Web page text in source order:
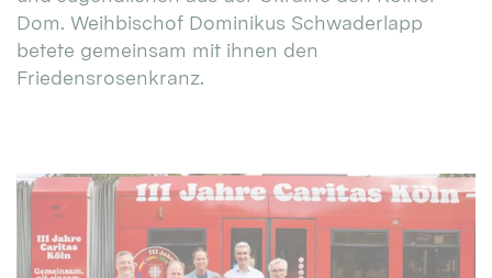
Dom. Weihbischof Dominikus Schwaderlapp
betete gemeinsam mit ihnen den
Friedensrosenkranz.